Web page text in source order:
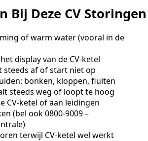
Bij Deze CV Storingen
of warm water (vooral in de
display van de CV-ketel
steeds af of start niet op
bonken, kloppen, fluiten
steeds weg of loopt te hoog
CV-ketel of aan leidingen
(bel ook 0800-9009 –
terwijl CV-ketel wel werkt